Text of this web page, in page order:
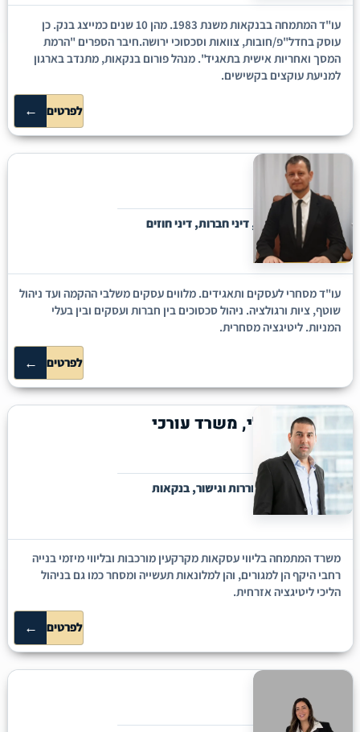
עו"ד המתמחה בבנקאות משנת 1983. מהן 10 שנים כמייצג בנק. כן
עוסק בחדל"פ/חובות, צוואות וסכסוכי ירושה.חיבר הספרים "הרמת
המסך ואחריות אישית בתאגיד". מנהל פורום בנקאות, מתנדב בארגון
למניעת עוקצים בקשישים.
לפרטים ←
אבי פאטו
בני ברק
ליטיגציה מסחרית, דיני חברות, דיני חוזים
עו"ד מסחרי לעסקים ותאגידים. מלווים עסקים משלבי ההקמה ועד ניהול
שוטף, ציות ורגולציה. ניהול סכסוכים בין חברות ועסקים ובין בעלי
המניות. ליטיגציה מסחרית.
לפרטים ←
מאור ישראלי, משרד עורכי
דין ונוטריון
פתח תקווה
נדל״ן ומקרקעין, בוררות וגישור, בנקאות
ומימון
משרד המתמחה בליווי עסקאות מקרקעין מורכבות ובליווי מיזמי בנייה
רחבי היקף הן למגורים, והן למלונאות תעשייה ומסחר כמו גם בניהול
הליכי ליטיגציה אזרחית.
לפרטים ←
חן הרוש
אשדוד